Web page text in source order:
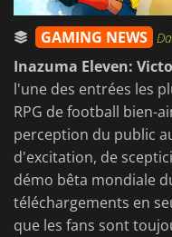
GAMING NEWS
Inazuma Eleven:
l'une des entrées les
RPG de football bien-
perception du public
d'excitation, de
démo bêta mondiale
téléchargements en
que les fans sont